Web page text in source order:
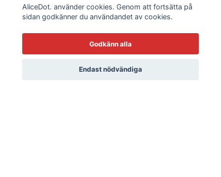
HÅLL KONTAKT FÖR KAMPANJER, TIPS OCH ATT
KOMMA BACK STAGE.
AliceDot. använder cookies. Genom att fortsätta på
sidan godkänner du användandet av cookies.
Godkänn alla
Endast nödvändiga